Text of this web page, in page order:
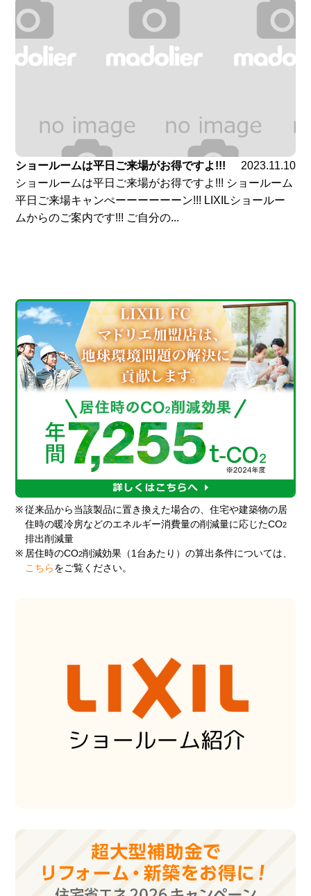
ショールームは平日ご来場がお得ですよ!!!
2023.11.10
ショールームは平日ご来場がお得ですよ!!! ショールーム
平日ご来場キャンぺーーーーーーン!!! LIXILショールー
ムからのご案内です!!! ご自分の...
※ 従来品から当該製品に置き換えた場合の、住宅や建築物の居
住時の暖冷房などのエネルギー消費量の削減量に応じたCO2
排出削減量
※ 居住時のCO2削減効果（1台あたり）の算出条件については、
こちら をご覧ください。